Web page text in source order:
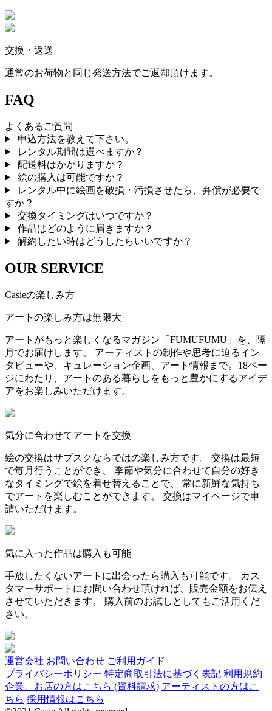
交換・返送
通常のお荷物と同じ発送方法でご返却頂けます。
FAQ
よくあるご質問
申込方法を教えて下さい。
レンタル期間は選べますか？
配送料はかかりますか？
絵の購入は可能ですか？
レンタル中に絵画を破損・汚損させたら、弁償が必要で
すか？
交換タイミングはいつですか？
作品はどのように届きますか？
解約したい時はどうしたらいいですか？
OUR SERVICE
Casieの楽しみ方
アートの楽しみ方は無限大
アートがもっと楽しくなるマガジン「FUMUFUMU」を、隔
月でお届けします。 アーティストの制作や思考に迫るイン
タビューや、キュレーション企画、アート情報まで。18ペー
ジにわたり、アートのある暮らしをもっと豊かにするアイデ
アをお楽しみいただけます。
気分に合わせてアートを交換
絵の交換はサブスクならではの楽しみ方です。 交換は最短
で毎月行うことができ、 季節や気分に合わせて自分の好き
なタイミングで絵を着せ替えることで、 常に新鮮な気持ち
でアートを楽しむことができます。 交換はマイページで申
請いただけます。
気に入った作品は購入も可能
手放したくないアートに出会ったら購入も可能です。 カス
タマーサポートにお問い合わせ頂ければ、販売金額をお伝え
させていただきます。 購入前のお試しとしてもご活用くだ
さい。
運営会社 お問い合わせ ご利用ガイド
プライバシーポリシー 特定商取引法に基づく表記 利用規約
企業、お店の方はこちら (資料請求) アーティストの方はこ
ちら 採用情報はこちら